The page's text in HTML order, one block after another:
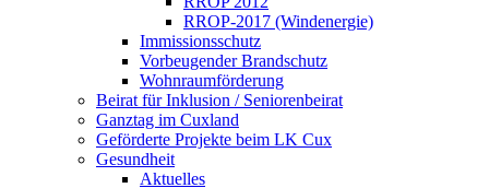
RROP-2017 (Windenergie)
Immissionsschutz
Vorbeugender Brandschutz
Wohnraumförderung
Beirat für Inklusion / Seniorenbeirat
Ganztag im Cuxland
Geförderte Projekte beim LK Cux
Gesundheit
Aktuelles